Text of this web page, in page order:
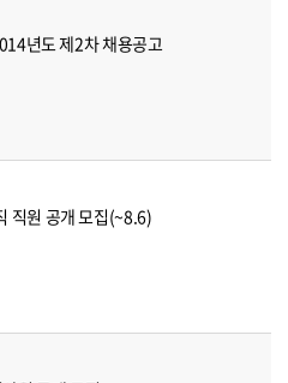
년도 제2차 채용공고
직원 공개 모집(~8.6)